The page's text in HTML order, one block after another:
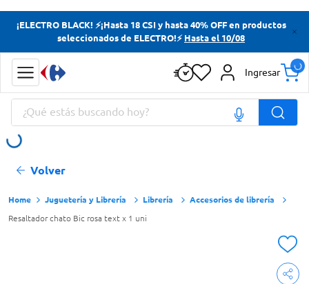
¡ELECTRO BLACK! ⚡¡Hasta 18 CSI y hasta 40% OFF en productos
seleccionados de ELECTRO!⚡ Hasta el 10/08
Ingresar
¿Qué estás buscando hoy?
Volver
Juguetería y Librería Librería Accesorios de librería
Resaltador chato Bic rosa text x 1 uni
Términos más buscados
Yerba
Cerveza
Papas Fritas
Términos más buscados
Cerveza
Papas Fritas
Doves